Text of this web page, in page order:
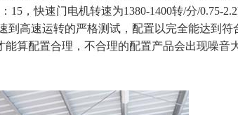
，快速门电机转速为1380-1400转/分/0.75-
到高速运转的严格测试，配置以完全能达到符
算配置合理，不合理的配置产品会出现噪音